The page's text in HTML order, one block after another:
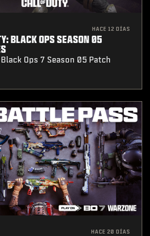
HACE 12 DÍAS
BLACK OPS SEASON 05
Ops 7 Season 05 Patch
HACE 20 DÍAS